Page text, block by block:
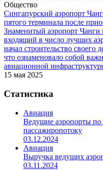
Общество
Сингапурский аэропорт
пятого терминала после
Знаменитый аэропорт
входящий в число лучших
начал строительство
что ознаменовало собой
авиационной
15 мая 2025
Статистика
Авиация
Ведущие аэропорты
пассажиропотоку
03.12.2024
Авиация
Выручка ведущих
03.11.2024